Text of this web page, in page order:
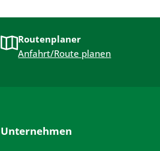
Routenplaner
Anfahrt/Route planen
Unternehmen